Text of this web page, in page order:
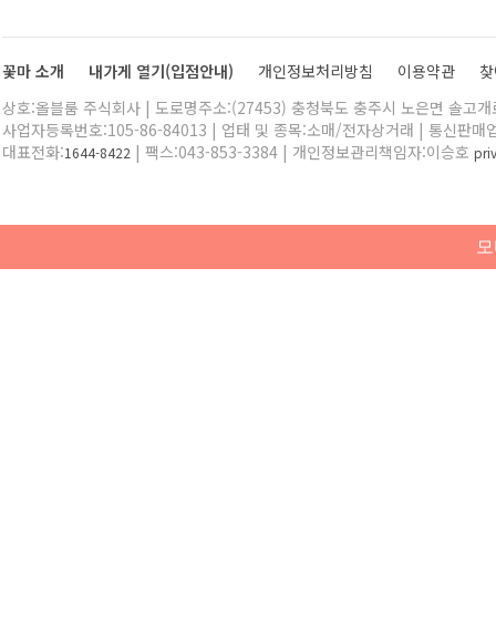
꽃마 소개 내가게 열기(입점안내) 개인정보처리방침 이용약관
상호:올블룸 주식회사 | 도로명주소:(27453) 충청북도 충주시 노은면 솔고
사업자등록번호:105-86-84013 | 업태 및 종목:소매/전자상거래 | 통신판매
대표전화:1644-8422 | 팩스:043-853-3384 | 개인정보관리책임자:이승호